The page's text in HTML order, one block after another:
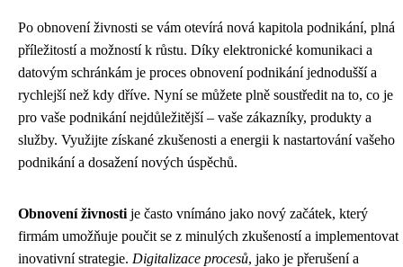
Po obnovení živnosti se vám otevírá nová kapitola podnikání, plná
příležitostí a možností k růstu. Díky elektronické komunikaci a
datovým schránkám je proces obnovení podnikání jednodušší a
rychlejší než kdy dříve. Nyní se můžete plně soustředit na to, co je
pro vaše podnikání nejdůležitější – vaše zákazníky, produkty a
služby. Využijte získané zkušenosti a energii k nastartování vašeho
podnikání a dosažení nových úspěchů.
Obnovení živnosti je často vnímáno jako nový začátek, který
firmám umožňuje poučit se z minulých zkušeností a implementovat
inovativní strategie. Digitalizace procesů, jako je přerušení a